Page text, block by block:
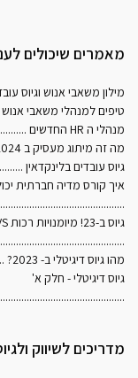
מאמרים שיכולים
מילון משאבי אנוש וגיוס
טיפים למנהלי משאבי אנוש
מנהלי ה HR החדשים
מה זה מיתוג מעסיק ב 2024
גיוס עובדים בלינקדאין
איך קורס מדיה חברתית
גיוס ב-23! מיומנויות רכות VS קשות
מהו גיוס דיגיטלי ב- 2023?
גיוס דיגיטלי - חלק א'
מדריכים לשיווק